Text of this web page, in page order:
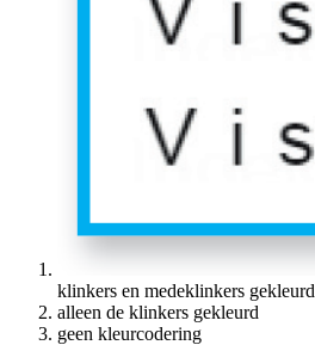
klinkers en medeklinkers gekleurd
alleen de klinkers gekleurd
geen kleurcodering